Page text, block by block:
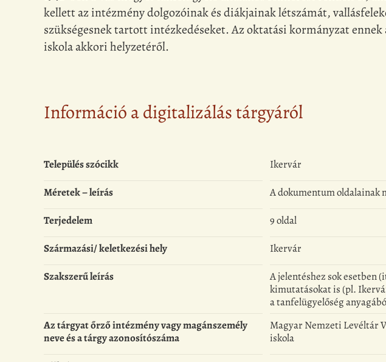
kellett az intézmény dolgozóinak és diákjainak létszámát,
szükségesnek tartott intézkedéseket. Az oktatási kormányzat
iskola akkori helyzetéről.
Információ a digitalizálás tárgyáról
Település szócikk
Ikervár
Méretek – leírás
A dokumentum oldalainak
Terjedelem
9 oldal
Származási/ keletkezési hely
Ikervár
Szakszerű leírás
A jelentéshez sok
kimutatásokat is (pl.
a tanfelügyelőség
Az tárgyat őrző intézmény vagy magánszemély
neve és a tárgy azonosítószáma
Magyar Nemzeti Levéltár
iskola